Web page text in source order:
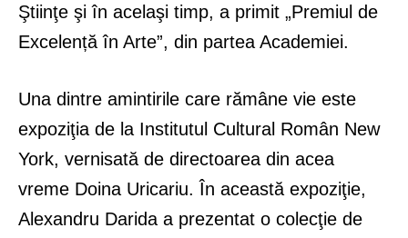
Ştiinţe şi în acelaşi timp, a primit „Premiul de
Excelență în Arte”, din partea Academiei.
Una dintre amintirile care rămâne vie este
expoziţia de la Institutul Cultural Român New
York, vernisată de directoarea din acea
vreme Doina Uricariu. În această expoziţie,
Alexandru Darida a prezentat o colecţie de